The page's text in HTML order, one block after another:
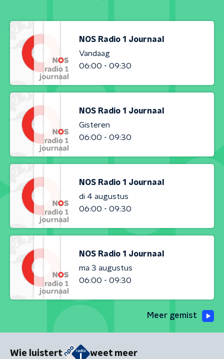
NOS Radio 1 Journaal
Vandaag
06:00 - 09:30
NOS Radio 1 Journaal
Gisteren
06:00 - 09:30
NOS Radio 1 Journaal
di 4 augustus
06:00 - 09:30
NOS Radio 1 Journaal
ma 3 augustus
06:00 - 09:30
Meer gemist
Wie luistert weet meer